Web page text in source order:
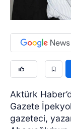
Aktürk
Gazete
gazeteci,